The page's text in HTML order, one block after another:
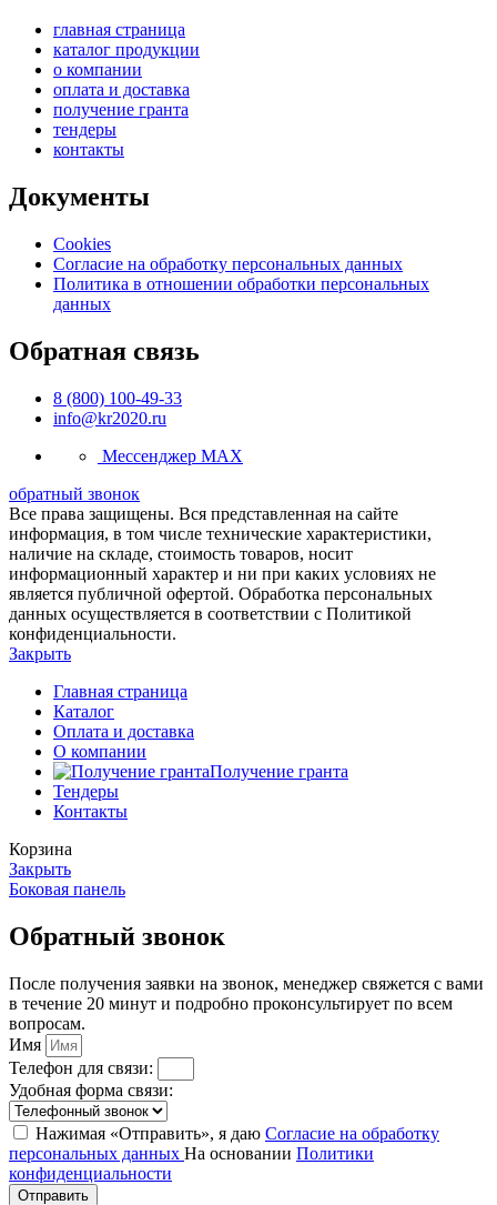
главная страница
каталог продукции
о компании
оплата и доставка
получение гранта
тендеры
контакты
Документы
Cookies
Согласие на обработку персональных данных
Политика в отношении обработки персональных
данных
Обратная связь
8 (800) 100-49-33
info@kr2020.ru
Мессенджер MAX
обратный звонок
Все права защищены. Вся представленная на сайте
информация, в том числе технические характеристики,
наличие на складе, стоимость товаров, носит
информационный характер и ни при каких условиях не
является публичной офертой. Обработка персональных
данных осуществляется в соответствии с Политикой
конфиденциальности.
Закрыть
Главная страница
Каталог
Оплата и доставка
О компании
Получение гранта
Тендеры
Контакты
Корзина
Закрыть
Боковая панель
Обратный звонок
После получения заявки на звонок, менеджер свяжется с вами
в течение 20 минут и подробно проконсультирует по всем
вопросам.
Имя
Телефон для связи:
Удобная форма связи:
Нажимая «Отправить», я даю Согласие на обработку
персональных данных На основании Политики
конфиденциальности
Отправить